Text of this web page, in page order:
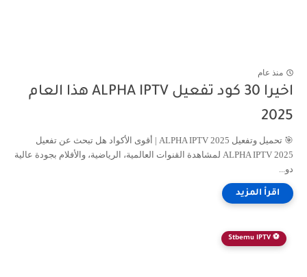
منذ عام
اخيرا 30 كود تفعيل ALPHA IPTV هذا العام
2025
🎯 تحميل وتفعيل ALPHA IPTV 2025 | أقوى الأكواد هل تبحث عن تفعيل
ALPHA IPTV 2025 لمشاهدة القنوات العالمية، الرياضية، والأفلام بجودة عالية
دو...
⚽️ Stbemu IPTV